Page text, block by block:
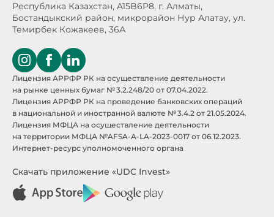
Республика Казахстан, A15B6P8, г. Алматы,
Бостандыкский район, микрорайон Нур Алатау, ул.
Темирбек Кожакеев, 36А
Лицензия АРРФР РК на осуществление деятельности
на рынке ценных бумаг № 3.2.248/20 от 07.04.2022.
Лицензия АРРФР РК на проведение банковских операций
в национальной и иностранной валюте № 3.4.2 от 21.05.2024.
Лицензия МФЦА на осуществление деятельности
на территории МФЦА №AFSA-A-LA-2023-0017 от 06.12.2023.
Интернет-ресурс уполномоченного органа
Скачать приложение «UDC Invest»